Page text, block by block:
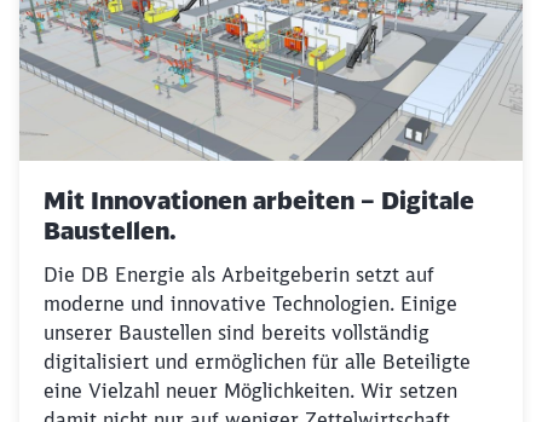
Mit Innovationen arbeiten – Digitale
Baustellen.
Die DB Energie als Arbeitgeberin setzt auf
moderne und innovative Technologien. Einige
unserer Baustellen sind bereits vollständig
digitalisiert und ermöglichen für alle Beteiligte
eine Vielzahl neuer Möglichkeiten. Wir setzen